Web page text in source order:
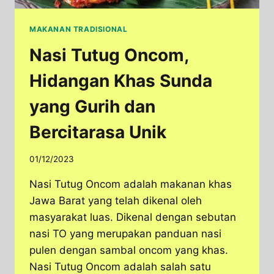
MAKANAN TRADISIONAL
Nasi Tutug Oncom,
Hidangan Khas Sunda
yang Gurih dan
Bercitarasa Unik
01/12/2023
Nasi Tutug Oncom adalah makanan khas
Jawa Barat yang telah dikenal oleh
masyarakat luas. Dikenal dengan sebutan
nasi TO yang merupakan panduan nasi
pulen dengan sambal oncom yang khas.
Nasi Tutug Oncom adalah salah satu